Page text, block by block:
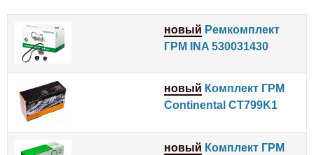
новый Ремкомплект
ГРМ INA 530031430
новый Комплект ГРМ
Continental CT799K1
новый Комплект ГРМ